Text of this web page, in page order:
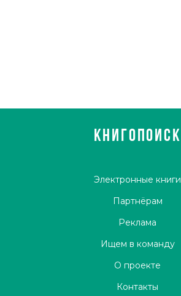
КНИГОПОИСК
Электронные книги
Партнёрам
Реклама
Ищем в команду
О проекте
Контакты